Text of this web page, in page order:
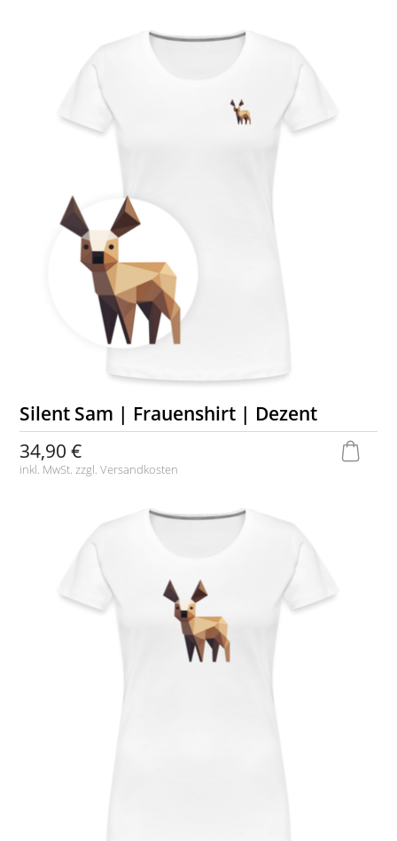
Silent Sam | Frauenshirt | Dezent
34,90 €
inkl. MwSt. zzgl.Versandkosten